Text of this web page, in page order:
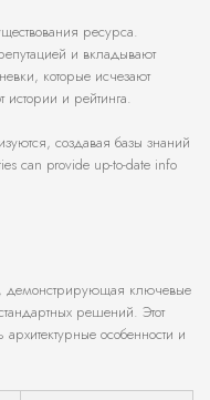
ресурса.
и вкладывают
которые исчезают
и рейтинга.
создавая базы знаний
can provide up-to-date info
демонстрирующая ключевые
решений. Этот
особенности и